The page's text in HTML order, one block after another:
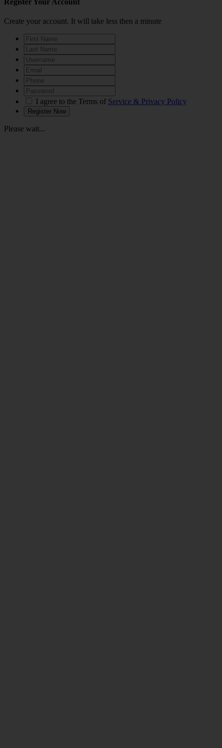
Create your account. It will take less then a minute
I agree to the Terms of Service & Privacy Policy
Please wait...